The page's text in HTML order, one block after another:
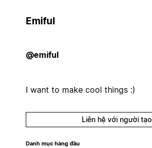
Emiful
@emiful
I want to make cool things :)
Liên hệ với người tạo
Danh mục hàng đầu